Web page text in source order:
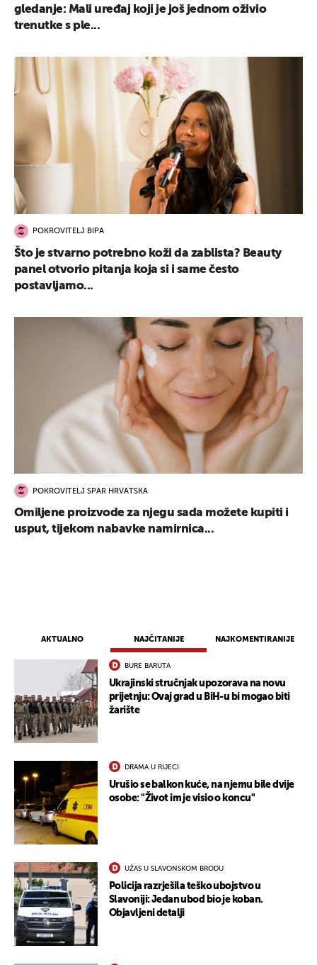
AKTUALNO NAJČITANIJE NAJKOMENTIRANIJE
BURE BARUTA
Ukrajinski stručnjak upozorava na novu
prijetnju: Ovaj grad u BiH-u bi mogao biti
žarište
DRAMA U RIJECI
Urušio se balkon kuće, na njemu bile dvije
osobe: "Život im je visio o koncu"
UŽAS U SLAVONSKOM BRODU
Policija razrješila teško ubojstvo u
Slavoniji: Jedan ubod bio je koban.
Objavljeni detalji
gledanje: Mali uređaj koji je još jednom oživio
trenutke s ple...
POKROVITELJ BIPA
Što je stvarno potrebno koži da zablista? Beauty
panel otvorio pitanja koja si i same često
postavljamo...
POKROVITELJ SPAR HRVATSKA
Omiljene proizvode za njegu sada možete kupiti i
usput, tijekom nabavke namirnica...